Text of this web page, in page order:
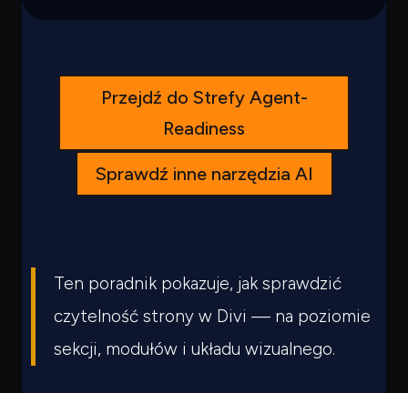
Przejdź do Strefy Agent-
Readiness
Sprawdź inne narzędzia AI
Ten poradnik pokazuje, jak sprawdzić
czytelność strony w Divi — na poziomie
sekcji, modułów i układu wizualnego.